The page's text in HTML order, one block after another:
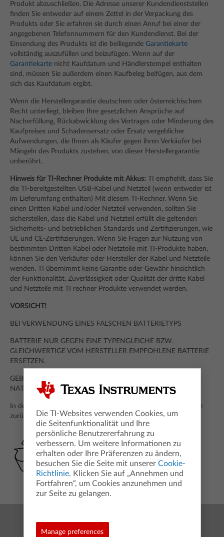
Produkt abzuschließen. Die Adresse unserer Kundendienststellen
finden Sie entweder auf einem Zettel in der Verpackung des
Produkts oder Sie erfahren sie durch einen Anruf bei einer der
angegebenen Telefonnummern für den Kundendienst. Bei der
Einsendung des Produkts ist die beiliegende Garantiekarte
vollständig auszufüllen und beizufügen. Wenn auf der
Garantiekarte nicht Kaufdatum und Händlerstempel enthalten
sind, müssen Sie außerdem einen Kaufbeleg beifügen, aus dem
sich das Kaufdatum ergibt.
Wenn die Herstellergarantie deutschem oder österreichischem
Recht unterliegt, bleiben Ihre gesetzlichen Ansprüche auf
Nacherfüllung, Rückabwicklung des Vertrages oder Minderung des
Kaufpreises und Schadensersatz oder Ersatz vergeblicher
Aufwendungen, die Ihnen als Käufer gegen ihren Verkäufer bei
Mängeln des Produkts zustehen, von dieser Herstellergarantie
unberührt.
Hinweis für TI-Rechner Produkte mit Akkus:
TI empfiehlt, dass Sie
die TI-bereitgestellten USB-Kabel und Netzteil (wenn entweder ist
im Lieferumfang enthalten) Mit diesem TI-Rechner. Wenn Sie
einen Dritten Kabel und/oder Netzteil verwenden, sollten Sie
sicherstellen, dass die Kabel und Netzteil erfüllt die geltenden
Sicherheits- und betrieblichen Standards und Zertifizierungen, wie
UL und CE-Zertifizierungen. Wenn Sie Fragen zur Nutzung von
bestimmten Dritten Kabel oder Netzteile mit TI-Produkte haben,
können Sie den Verkäufer oder Hersteller der Kabel und Netzteile
wenden. TI übernimmt keine Garantie oder Gewähr hinsichtlich
der Funktionalität, Zuverlässigkeit oder Qualität der dritte Kabel
und Netzteile mit TI rechner Produkte verwendet werden.
VORSICHT!
BEI VERWENDUNG EINES FALSCHEN BATTERIETYPS
BATTERIE NUR GEGEN EINE TYPENGLEICHE BZW.
GLEICHWERTIGE VOM HERSTELLER EMPFOHLENE BATTERIE
ERSETZEN.
GEBRAUCHTE BATTERIEN MÜSSEN GEMÄß DEN
NATIONALEN BESTIMMUNGEN ENTSORGT WERDEN
In der Schweiz sind verbrauchte Batterien an die Verkaufsstelle
zurückzugeben.
Mit TI bis zum Abitur
Die TI-Websites verwenden Cookies, um
die Seitenfunktionalität und Ihre
persönliche Benutzererfahrung zu
verbessern. Um weitere Informationen zu
erhalten oder Ihre Präferenzen zu ändern,
besuchen Sie die Seite mit unserer Cookie-
Richtlinie. Klicken Sie auf „Annehmen und
Fortfahren“, um Cookies anzunehmen und
zur Seite zu gelangen.
Manage preferences